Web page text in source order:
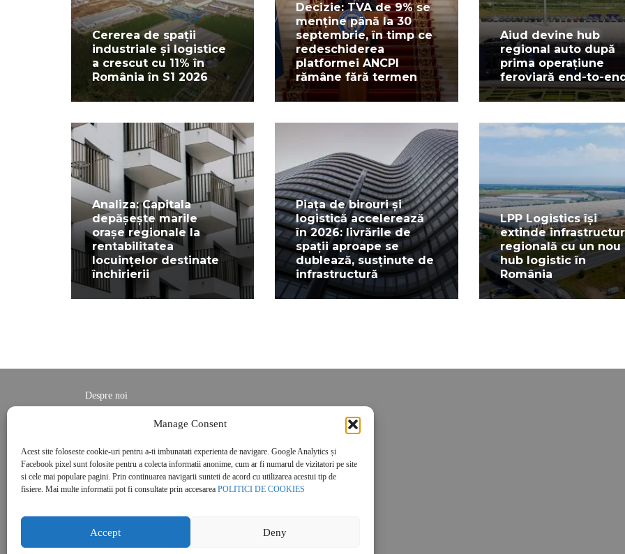
Manage Consent
Acest site foloseste cookie-uri pentru a-ti imbunatati experienta de navigare. Google Analytics și
Facebook pixel sunt folosite pentru a colecta informatii anonime, cum ar fi numarul de vizitatori pe site
si cele mai populare pagini. Prin continuarea navigarii sunteti de acord cu utilizarea acestui tip de
fisiere. Mai multe informatii pot fi consultate prin accesarea POLITICI DE COOKIES
Accept Deny
Cererea de spații
industriale și logistice
a crescut cu 11% în
România în S1 2026
Decizie: TVA de 9% se
menține până la 30
septembrie, în timp ce
redeschiderea
platformei ANCPI
rămâne fără termen
Aiud devine hub
regional auto după
prima operațiune
feroviară end-to-
Analiza: Capitala
depășește marile
orașe regionale la
rentabilitatea
locuințelor destinate
închirierii
Piața de birouri și
logistică accelerează
în 2026: livrările de
spații aproape se
dublează, susținute de
infrastructură
LPP Logistics își
extinde
regională cu un nou
hub logistic în
România
Despre noi
Politica de cookies
© 2026 Real Estate Magazine. All Rights Reserved.